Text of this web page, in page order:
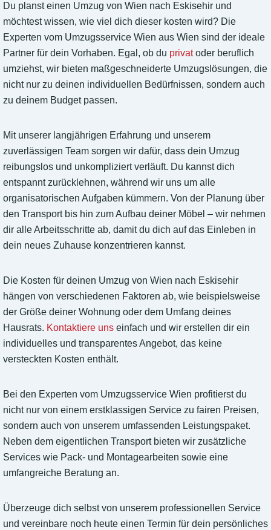
Du planst einen Umzug von Wien nach Eskisehir und
möchtest wissen, wie viel dich dieser kosten wird? Die
Experten vom Umzugsservice Wien aus Wien sind der ideale
Partner für dein Vorhaben. Egal, ob du privatoder beruflich
umziehst, wir bieten maßgeschneiderte Umzugslösungen, die
nicht nur zu deinen individuellen Bedürfnissen, sondern auch
zu deinem Budget passen.
Mit unserer langjährigen Erfahrung und unserem
zuverlässigen Team sorgen wir dafür, dass dein Umzug
reibungslos und unkompliziert verläuft. Du kannst dich
entspannt zurücklehnen, während wir uns um alle
organisatorischen Aufgaben kümmern. Von der Planung über
den Transport bis hin zum Aufbau deiner Möbel – wir nehmen
dir alle Arbeitsschritte ab, damit du dich auf das Einleben in
dein neues Zuhause konzentrieren kannst.
Die Kosten für deinen Umzug von Wien nach Eskisehir
hängen von verschiedenen Faktoren ab, wie beispielsweise
der Größe deiner Wohnung oder dem Umfang deines
Hausrats. Kontaktiere uns einfach und wir erstellen dir ein
individuelles und transparentes Angebot, das keine
versteckten Kosten enthält.
Bei den Experten vom Umzugsservice Wien profitierst du
nicht nur von einem erstklassigen Service zu fairen Preisen,
sondern auch von unserem umfassenden Leistungspaket.
Neben dem eigentlichen Transport bieten wir zusätzliche
Services wie Pack- und Montagearbeiten sowie eine
umfangreiche Beratung an.
Überzeuge dich selbst von unserem professionellen Service
und vereinbare noch heute einen Termin für dein persönliches